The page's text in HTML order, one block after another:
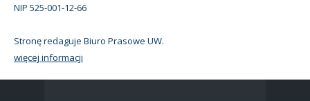
NIP 525-001-12-66
Stronę redaguje Biuro Prasowe UW.
więcej informacji